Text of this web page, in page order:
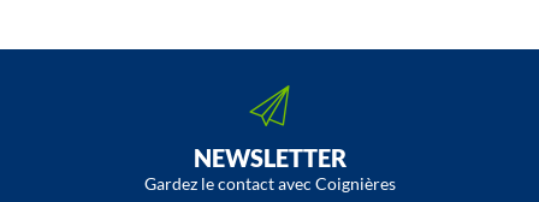
NEWSLETTER
Gardez le contact avec Coignières